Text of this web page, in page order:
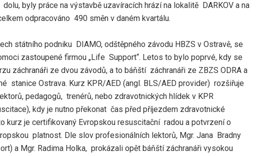
byly práce na výstavbě uzavíracích hrází na lokalitě DARKOV a na
odpracováno 490 směn v daném kvartálu.
státního podniku DIAMO, odštěpného závodu HBZS v Ostravě, se
zastoupené firmou „Life Support“. Letos to bylo poprvé, kdy se
záchranáři ze dvou závodů, a to báňští záchranáři ze ZBZS ODRA a
stanice Ostrava. Kurz KPR/AED (angl. BLS/AED provider) rozšiřuje
pedagogů, trenérů, nebo zdravotnických hlídek v KPR
kdy je nutno překonat čas před příjezdem zdravotnické
kurz je certifikovaný Evropskou resuscitační radou a potvrzení o
platnost. Dle slov profesionálních lektorů, Mgr. Jana Bradny
a Mgr. Radima Holka, prokázali opět báňští záchranáři vysokou